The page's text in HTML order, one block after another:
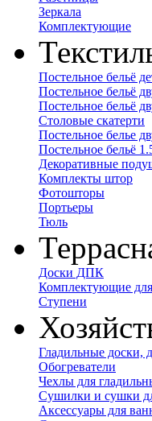
Зеркала
Комплектующие
Постельное бельё
Постельное бельё
Постельное бельё
Столовые скатерти
Постельное белье
Постельное бельё
Декоративные
Комплекты штор
Фотошторы
Портьеры
Тюль
Доски ДПК
Комплектующие
Ступени
Гладильные доски,
Обогреватели
Чехлы для
Сушилки и сушки
Аксессуары для